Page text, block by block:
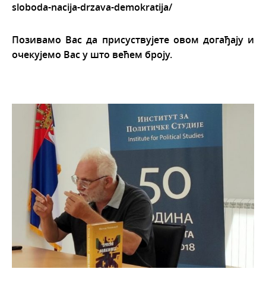
sloboda-nacija-drzava-demokratija/
Позивамо Вас да присуствујете овом догађају и
очекујемо Вас у што већем броју.